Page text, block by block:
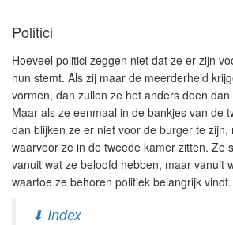
Politici
Hoeveel politici zeggen niet dat ze er zijn
hun stemt. Als zij maar de meerderheid
vormen, dan zullen ze het anders doen
Maar als ze eenmaal in de bankjes van de
dan blijken ze er niet voor de burger te
waarvoor ze in de tweede kamer zitten. Ze
vanuit wat ze beloofd hebben, maar vanuit
waartoe ze behoren politiek belangrijk vindt.
⬇ Index